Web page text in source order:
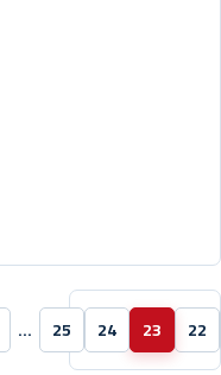
22
23
24
25
…